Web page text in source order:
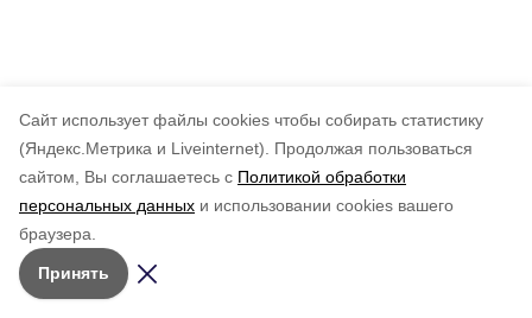
Cайт использует файлы cookies чтобы собирать статистику
(Яндекс.Метрика и Liveinternet).
Продолжая пользоваться
сайтом, Вы соглашаетесь с Политикой обработки
персональных данных и использовании cookies вашего
браузера.
Принять